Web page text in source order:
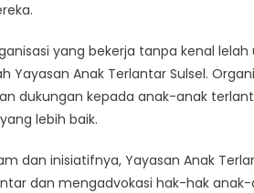
yang bekerja tanpa kenal
Yayasan Anak Terlantar Sulsel.
dukungan kepada anak-anak
lebih baik.
dan inisiatifnya, Yayasan Anak
dan mengadvokasi hak-hak